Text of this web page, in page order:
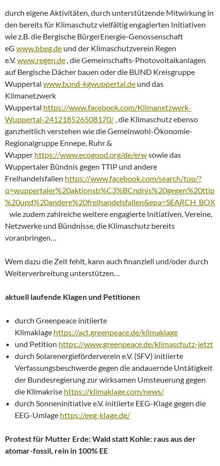
durch eigene Aktivitäten, durch unterstützende Mitwirkung in
den bereits für Klimaschutz vielfältig engagierten Initiativen
wie z.B. die Bergische BürgerEnergie-Genossenschaft
eG www.bbeg.de und der Klimaschutzverein Regen
e.V.www.regen.de , die Gemeinschafts-Photovoltaikanlagen
auf Bergische Dächer bauen oder die BUND Kreisgruppe
Wuppertal www.bund-kgwuppertal.de und das
Klimanetzwerk
Wuppertal https://www.facebook.com/Klimanetzwerk-
Wuppertal-241218526508170/ , die Klimaschutz ebenso
ganzheitlich verstehen wie die Gemeinwohl-Ökonomie-
Regionalgruppe Ennepe, Ruhr &
Wupper https://www.ecogood.org/de/erwsowie das
Wuppertaler Bündnis gegen TTIP und andere
Freihandelsfallen https://www.facebook.com/search/top/?
q=wuppertaler%20aktionsb%C3%BCndnis%20gegen%20ttip
%20und%20andere%20freihandelsfallen&epa=SEARCH_BOX
wie zudem zahlreiche weitere engagierte Initiativen, Vereine,
Netzwerke und Bündnisse, die Klimaschutz bereits
voranbringen…
Wem dazu die Zeit fehlt, kann auch finanziell und/oder durch
Weiterverbreitung unterstützen…
aktuell laufende Klagen und Petitionen
durch Greenpeace initiierte
Klimaklage https://act.greenpeace.de/klimaklage
und Petition https://www.greenpeace.de/klimaschutz-jetzt
durch Solarenergieförderverein e.V. (SFV) initiierte
Verfassungsbeschwerde gegen die andauernde Untätigkeit
der Bundesregierung zur wirksamen Umsteuerung gegen
die Klimakrise https://klimaklage.com/news/
durch Sonneninitiative e.V. initiierte EEG-Klage gegen die
EEG-Umlage https://eeg-klage.de/
Protest für Mutter Erde: Wald statt Kohle: raus aus der
atomar-fossil, rein in 100% EE